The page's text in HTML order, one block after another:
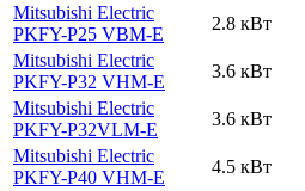
Mitsubishi Electric
PKFY-P25 VВM-E
2.8 кВт
Mitsubishi Electric
PKFY-P32 VHM-E
3.6 кВт
Mitsubishi Electric
PKFY-P32VLM-E
3.6 кВт
Mitsubishi Electric
PKFY-P40 VHM-E
4.5 кВт